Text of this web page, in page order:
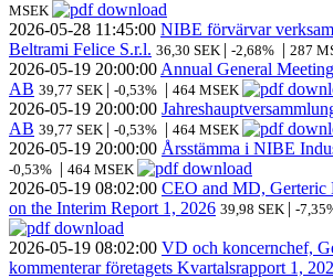
MSEK
2026-05-28 11:45:00 NIBE förvärvar
Beltrami Felice S.r.l. 36,30 SEK | -2,68% | 287
2026-05-19 20:00:00 Annual General
AB 39,77 SEK | -0,53% | 464 MSEK
2026-05-19 20:00:00
AB 39,77 SEK | -0,53% | 464 MSEK
2026-05-19 20:00:00 Årsstämma i NIBE
-0,53% | 464 MSEK
2026-05-19 08:02:00 CEO and MD, Gerteric
on the Interim Report 1, 2026 39,98 SEK | -
2026-05-19 08:02:00 VD och koncernchef,
kommenterar företagets Kvartalsrapport 1,